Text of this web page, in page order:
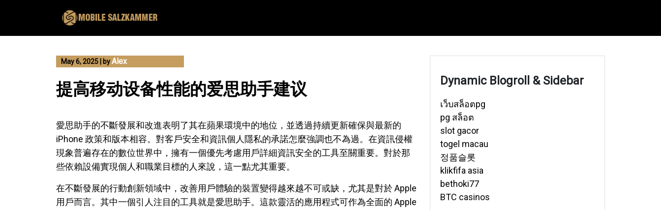
May 6, 2025 byAlex
提高移动设备性能的爱思助手建议
愛思助手的不斷發展和改進表明了其在蘋果環境中的地位，並透過持續更新確保與最新的
iPhone 政策和版本相容。對客戶安全和資訊個人隱私的承諾怎麼強調也不為過。在資訊侵權
現象普遍存在的數位世界中，擁有一個優先考慮用戶詳細資訊安全的工具至關重要。對於那
些依賴設備實現個人和職業目標的人來說，這一點尤其重要。
在不斷發展的行動創新領域中，改善用戶體驗的裝置變得越來越不可或缺，尤其是對於 Apple
用戶而言。其中一個引人注目的工具就是愛思助手。這款靈活的應用程式可作為全面的 Apple
Dynamic Blogroll & Sidebar
เว็บสล็อตpg
pg สล็อต
slot gacor
togel macau
정품슬롯
klikfifa asia
bethoki77
BTC casinos